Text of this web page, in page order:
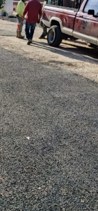
para la economía
tiempo y
y trabajando de
que los
más lo
manera gratuita
especializado e